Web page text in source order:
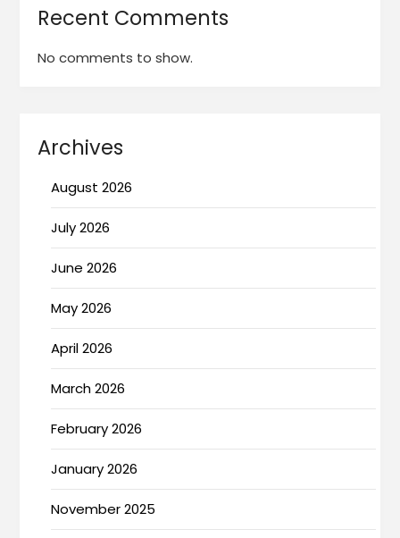
Recent Comments
No comments to show.
Archives
August 2026
July 2026
June 2026
May 2026
April 2026
March 2026
February 2026
January 2026
November 2025